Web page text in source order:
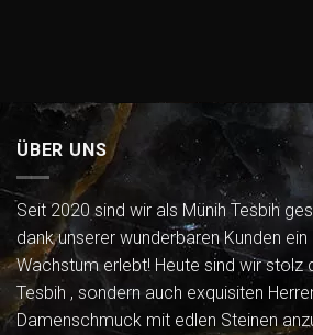
ÜBER UNS
Seit 2020 sind wir als Münih Tesbih
dank unserer wunderbaren Kunden
Wachstum erlebt! Heute sind wir stolz
Tesbih , sondern auch exquisiten
Damenschmuck mit edlen Steinen